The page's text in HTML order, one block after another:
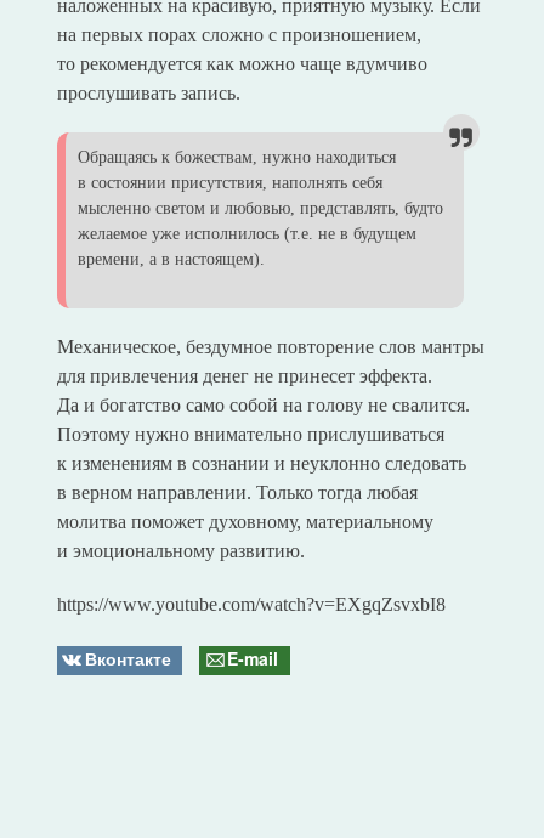
наложенных на красивую, приятную музыку. Если
на первых порах сложно с произношением,
то рекомендуется как можно чаще вдумчиво
прослушивать запись.
Обращаясь к божествам, нужно находиться
в состоянии присутствия, наполнять себя
мысленно светом и любовью, представлять, будто
желаемое уже исполнилось (т.е. не в будущем
времени, а в настоящем).
Механическое, бездумное повторение слов мантры
для привлечения денег не принесет эффекта.
Да и богатство само собой на голову не свалится.
Поэтому нужно внимательно прислушиваться
к изменениям в сознании и неуклонно следовать
в верном направлении. Только тогда любая
молитва поможет духовному, материальному
и эмоциональному развитию.
https://www.youtube.com/watch?v=EXgqZsvxbI8
Вконтакте E-mail